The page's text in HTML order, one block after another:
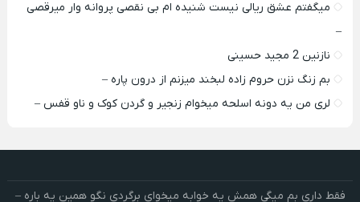
میگفتم عشق ریالی نیست شنیده ام بی نقصی پروانه وار میرقصی
–
نازنین 2 مجید حسینی
بم زنگ نزن حروم زاده لبخند میزنم از درون پاره –
لری من یه دونه اسلحه میخوام زﻧﺠﻴﺮ و ﮔﺮدن ﻛﻮک و ﻧﺎو ﻗﻔﺲ –
فقط داری بم میگی همش یه خوابه میخوای برگردی نگو همین یه باره –